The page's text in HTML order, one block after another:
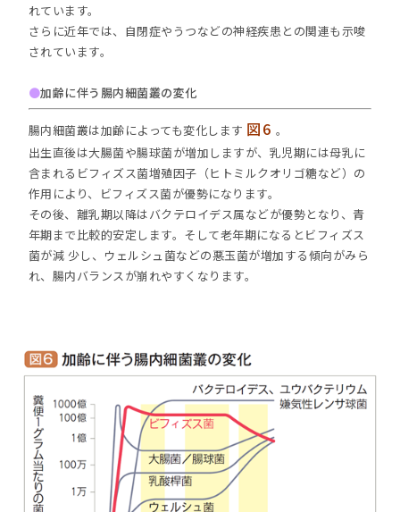
れています。
さらに近年では、自閉症やうつなどの神経疾患との関連も示唆
されています。
●加齢に伴う腸内細菌叢の変化
腸内細菌叢は加齢によっても変化します 図6 。
出生直後は大腸菌や腸球菌が増加しますが、乳児期には母乳に
含まれるビフィズス菌増殖因子（ヒトミルクオリゴ糖など）の
作用により、ビフィズス菌が優勢になります。
その後、離乳期以降はバクテロイデス属などが優勢となり、青
年期まで比較的安定します。そして老年期になるとビフィズス
菌が減 少し、ウェルシュ菌などの悪玉菌が増加する傾向がみら
れ、腸内バランスが崩れやすくなります。